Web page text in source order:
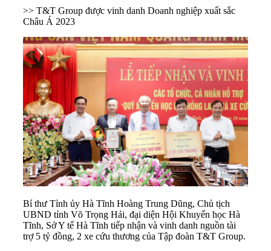
>> T&T Group được vinh danh Doanh nghiệp xuất sắc
Châu Á 2023
Bí thư Tỉnh ủy Hà Tĩnh Hoàng Trung Dũng, Chủ tịch
UBND tỉnh Võ Trọng Hải, đại diện Hội Khuyến học Hà
Tĩnh, Sở Y tế Hà Tĩnh tiếp nhận và vinh danh nguồn tài
trợ 5 tỷ đồng, 2 xe cứu thương của Tập đoàn T&T Group.